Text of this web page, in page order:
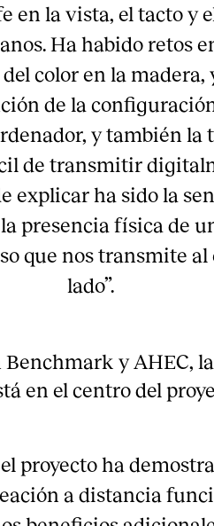
en la vista, el tacto y
Ha habido retos
color en la madera,
de la
y también la
de transmitir
explicar ha sido la
presencia física de
que nos transmite al
lado”.
Benchmark y AHEC,
en el centro del
proyecto ha
a distancia